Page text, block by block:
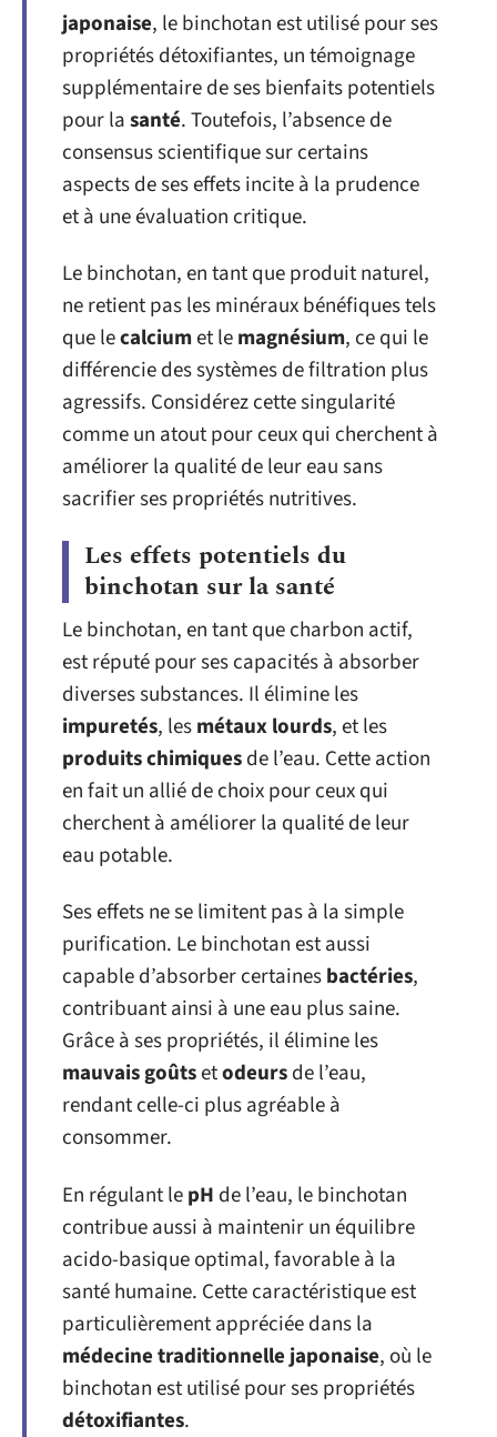
japonaise, le binchotan est utilisé pour ses
propriétés détoxifiantes, un témoignage
supplémentaire de ses bienfaits potentiels
pour lasanté. Toutefois, l’absence de
consensus scientifique sur certains
aspects de ses effets incite à la prudence
et à une évaluation critique.
Le binchotan, en tant que produit naturel,
ne retient pas les minéraux bénéfiques tels
que lecalciumet lemagnésium, ce qui le
différencie des systèmes de filtration plus
agressifs. Considérez cette singularité
comme un atout pour ceux qui cherchent à
améliorer la qualité de leur eau sans
sacrifier ses propriétés nutritives.
Les effets potentiels du
binchotan sur la santé
Le binchotan, en tant que charbon actif,
est réputé pour ses capacités à absorber
diverses substances. Il élimine les
impuretés, lesmétaux lourds, et les
produits chimiquesde l’eau. Cette action
en fait un allié de choix pour ceux qui
cherchent à améliorer la qualité de leur
eau potable.
Ses effets ne se limitent pas à la simple
purification. Le binchotan est aussi
capable d’absorber certainesbactéries,
contribuant ainsi à une eau plus saine.
Grâce à ses propriétés, il élimine les
mauvais goûtsetodeursde l’eau,
rendant celle-ci plus agréable à
consommer.
En régulant lepH de l’eau, le binchotan
contribue aussi à maintenir un équilibre
acido-basique optimal, favorable à la
santé humaine. Cette caractéristique est
particulièrement appréciée dans la
médecine traditionnelle japonaise, où le
binchotan est utilisé pour ses propriétés
détoxifiantes.